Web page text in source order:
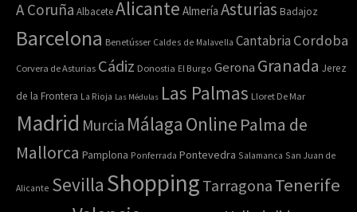
A Coruña AlbaceteAlicante Almería Asturias Badajoz
Barcelona Benetússer Caldes de Malavella Cantabria Cordoba
Corvera de Asturias Cádiz Donostia El Burgo Gerona Granada Jerez
de la Frontera La Rioja Las Médulas Las Palmas Lloret De Mar
Madrid Murcia Málaga Online Palma de
Mallorca Pamplona Ponferrada Pontevedra Salamanca San Juan de
Alicante Sevilla Shopping Tarragona Tenerife